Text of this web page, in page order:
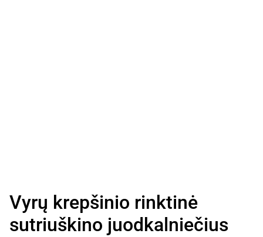
Vyrų krepšinio rinktinė
sutriuškino juodkalniečius